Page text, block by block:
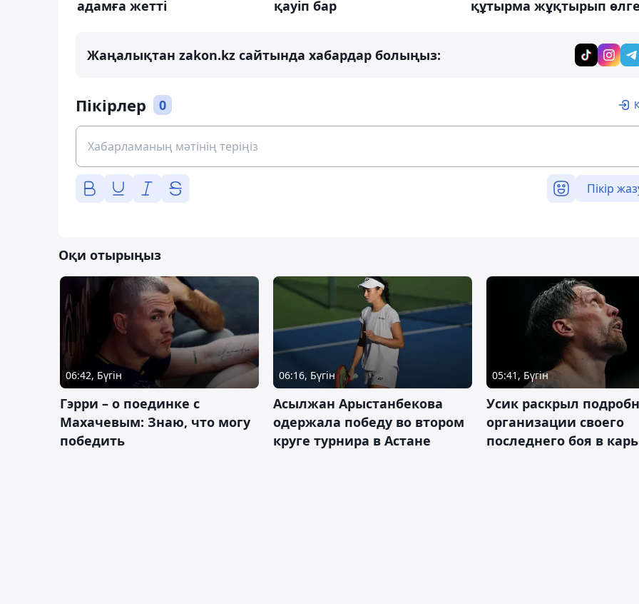
адамға жетті
қауіп бар
құтырма жұқтырып
Жаңалықтан zakon.kz сайтында хабардар болыңыз:
Пікірлер 0
Пікір
Оқи отырыңыз
06:42, Бүгін
Гэрри – о поединке с
Махачевым: Знаю, что могу
победить
06:16, Бүгін
Асылжан Арыстанбекова
одержала победу во втором
круге турнира в Астане
05:41, Бүгін
Усик раскрыл
организации своего
последнего боя в